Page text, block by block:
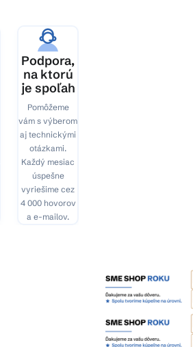
Podpora,
na ktorú
je spoľah
Pomôžeme
vám s výberom
aj technickými
otázkami.
Každý mesiac
úspešne
vyriešime cez
4 000 hovorov
a e-mailov.